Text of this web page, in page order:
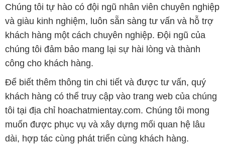
Chúng tôi tự hào có đội ngũ nhân viên chuyên nghiệp
và giàu kinh nghiệm, luôn sẵn sàng tư vấn và hỗ trợ
khách hàng một cách chuyên nghiệp. Đội ngũ của
chúng tôi đảm bảo mang lại sự hài lòng và thành
công cho khách hàng.
Để biết thêm thông tin chi tiết và được tư vấn, quý
khách hàng có thể truy cập vào trang web của chúng
tôi tại địa chỉ hoachatmientay.com. Chúng tôi mong
muốn được phục vụ và xây dựng mối quan hệ lâu
dài, hợp tác cùng phát triển cùng khách hàng.